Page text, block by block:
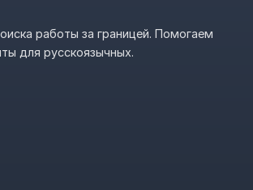
работы за границей. Помогаем
для русскоязычных.